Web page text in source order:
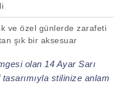
ve özel günlerde zarafeti
şık bir aksesuar
olan 14 Ayar Sarı
stilinize anlam